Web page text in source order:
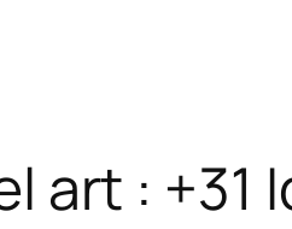
art :